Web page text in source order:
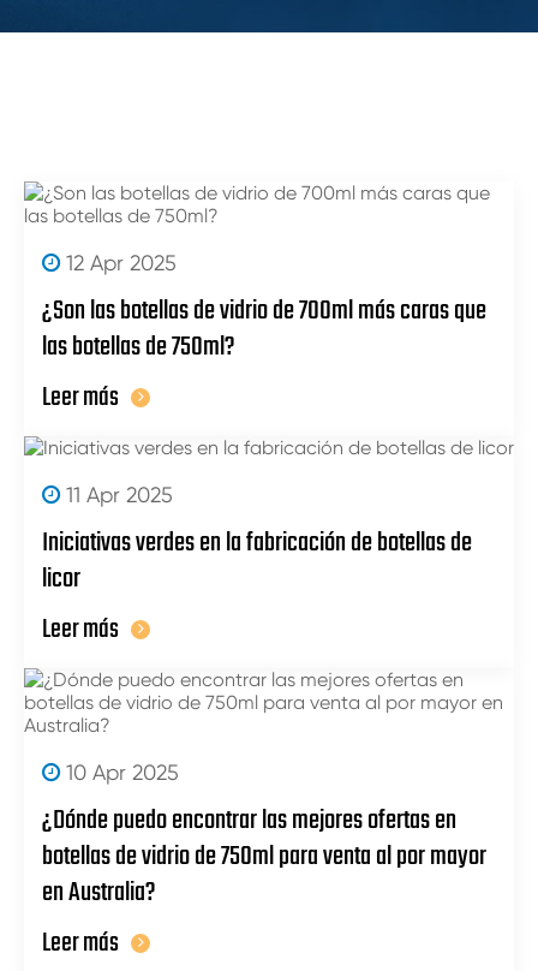
12 Apr 2025
¿Son las botellas de vidrio de 700ml más caras que
las botellas de 750ml?
Leer más
11 Apr 2025
Iniciativas verdes en la fabricación de botellas de
licor
Leer más
10 Apr 2025
¿Dónde puedo encontrar las mejores ofertas en
botellas de vidrio de 750ml para venta al por mayor
en Australia?
Leer más